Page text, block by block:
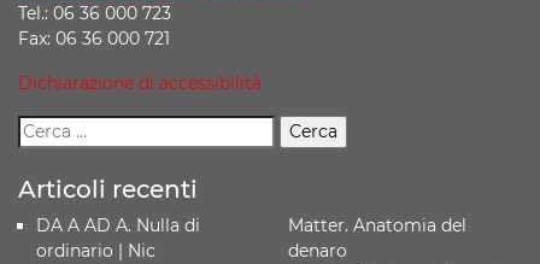
Tel.: 06 36 000 723
Fax: 06 36 000 721
Dichiarazione di accessibilità
Articoli recenti
DA A AD A. Nulla di
ordinario | Nic
Matter. Anatomia del
denaro